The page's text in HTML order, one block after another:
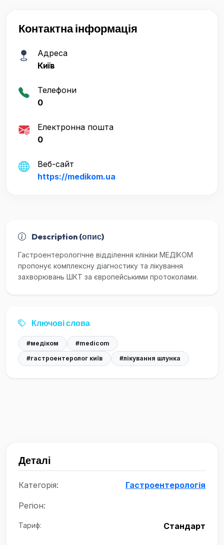
Контактна інформація
Адреса
Київ
Телефони
0
Електронна пошта
0
Веб-сайт
https://medikom.ua
Description (опис)
Гастроентерологічне відділення клініки МЕДІКОМ
пропонує комплексну діагностику та лікування
захворювань ШКТ за європейськими протоколами.
Ключові слова
#медіком
#medicom
#гастроентеролог київ
#лікування шлунка
Деталі
Категорія: Гастроентерологія
Регіон:
Тариф: Стандарт